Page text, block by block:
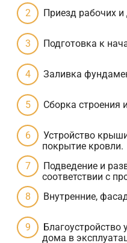
Приезд рабочих
Подготовка к
Заливка
Сборка строения
Устройство
покрытие кровли.
Подведение и
соответствии с
Внутренние,
Благоустройство
дома в